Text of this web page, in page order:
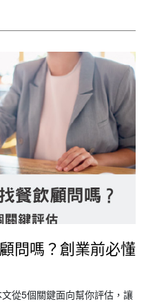
問嗎？創業前必懂
從5個關鍵面向幫你評估，讓